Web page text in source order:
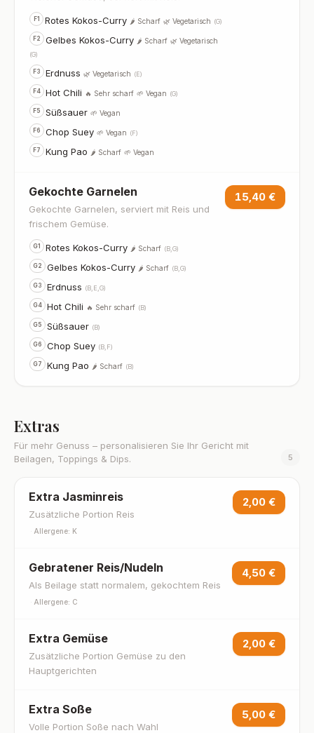
F1 Rotes Kokos-Curry 🌶️ Scharf 🌿 Vegetarisch (G)
F2 Gelbes Kokos-Curry 🌶️ Scharf 🌿 Vegetarisch
(G)
F3 Erdnuss 🌿 Vegetarisch (E)
F4 Hot Chili 🔥 Sehr scharf 🌱 Vegan (G)
F5 Süßsauer 🌱 Vegan
F6 Chop Suey 🌱 Vegan (F)
F7 Kung Pao 🌶️ Scharf 🌱 Vegan
Gekochte Garnelen
Gekochte Garnelen, serviert mit Reis und
frischem Gemüse.
G1 Rotes Kokos-Curry 🌶️ Scharf (B,G)
G2 Gelbes Kokos-Curry 🌶️ Scharf (B,G)
G3 Erdnuss (B,E,G)
G4 Hot Chili 🔥 Sehr scharf (B)
G5 Süßsauer (B)
G6 Chop Suey (B,F)
G7 Kung Pao 🌶️ Scharf (B)
15,40 €
Extras
Für mehr Genuss – personalisieren Sie Ihr Gericht mit
Beilagen, Toppings & Dips.
5
Extra Jasminreis
Zusätzliche Portion Reis
· Allergene: K
2,00 €
Gebratener Reis/Nudeln
Als Beilage statt normalem, gekochtem Reis
· Allergene: C
4,50 €
Extra Gemüse
Zusätzliche Portion Gemüse zu den
Hauptgerichten
2,00 €
Extra Soße
Volle Portion Soße nach Wahl
5,00 €